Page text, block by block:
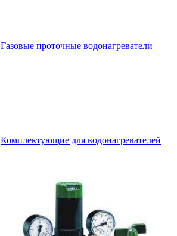
Газовые проточные водонагреватели
Комплектующие для водонагревателей